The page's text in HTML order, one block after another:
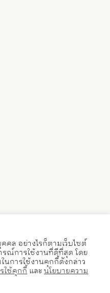
LIVE ของเราทาง Facebook
ล อย่างไรก็ตามเว็บไซต์
รณ์การใช้งานที่ดีที่สุด โดย
การใช้งานคุกกี้ดังกล่าว
ใช้คุกกี้ และนโยบายความ